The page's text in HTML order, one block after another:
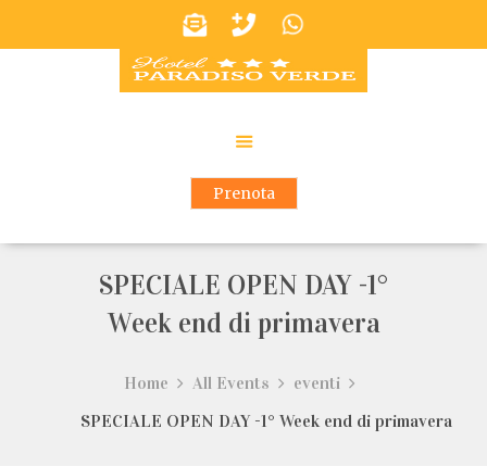
Prenota
SPECIALE OPEN DAY -1°
Week end di primavera
Home All Events
eventi
SPECIALE OPEN DAY -1° Week end di primavera